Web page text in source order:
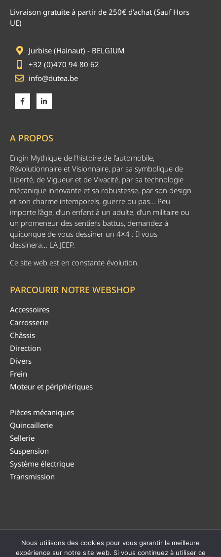
Livraison gratuite à partir de 250€ d’achat (Sauf Hors
UE)
Jurbise (Hainaut) - BELGIUM
+32 (0)470 94 80 62
info@dutea.be
A PROPOS
Engin Mythique de l’histoire de l’automobile,
Révolutionnaire et Visionnaire, par sa symbolique de
Liberté, de Vigueur et de Vivacité, par sa technologie
mécanique innovante et sa robustesse, par son design
et son charme intemporels, guerre ou pas… Peu
importe l’âge, d’un enfant à un adulte, d’un militaire ou
un promeneur des sentiers battus, demandez à
quiconque de vous dessiner un 4×4 : Il vous
dessinera… LA JEEP.
Ce site web est en constante évolution.
PARCOURIR NOTRE WEBSHOP
Accessoires
Carrosserie
Châssis
Direction
Divers
Frein
Moteur et périphériques
Pièces mécaniques
Quincaillerie
Sellerie
Suspension
Système électrique
Transmission
© DUTEA 2026 |Politique de confidentialité| CGV|
Politique
Nous utilisons des cookies pour vous garantir la meilleure
expérience sur notre site web. Si vous continuez à utiliser ce